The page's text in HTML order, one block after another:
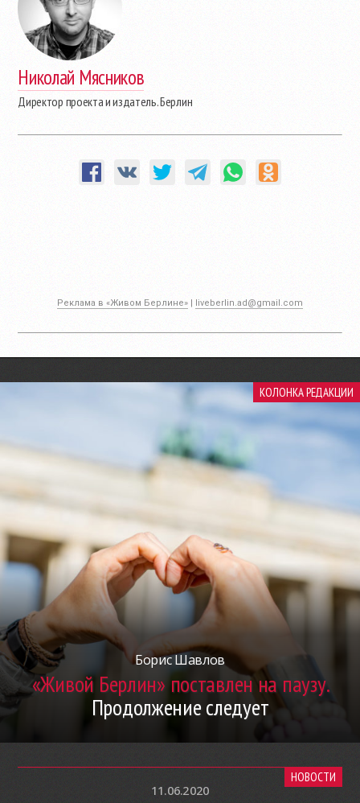
Николай Мясников
Директор проекта и издатель. Берлин
Реклама в «Живом Берлине» | liveberlin.ad@gmail.com
КОЛОНКА РЕДАКЦИИ
Борис Шавлов
«Живой Берлин» поставлен на паузу.
Продолжение следует
НОВОСТИ
11.06.2020